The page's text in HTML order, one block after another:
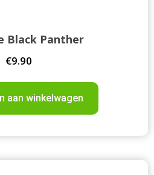
Black Panther
€9.90
aan winkelwagen